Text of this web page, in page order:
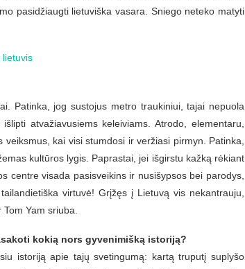
pasidžiaugti lietuviška vasara. Sniego neteko matyti
Patinka, jog sustojus metro traukiniui, tajai nepuola
atvažiavusiems keleiviams. Atrodo, elementaru,
kai visi stumdosi ir veržiasi pirmyn. Patinka,
kultūros lygis. Paprastai, jei išgirstu kažką rėkiant
centre visada pasisveikins ir nusišypsos bei parodys,
virtuvė! Grįžęs į Lietuvą vis nekantrauju,
Yam sriuba.
kokią nors gyvenimišką istoriją?
istoriją apie tajų svetingumą: kartą truputį suplyšo